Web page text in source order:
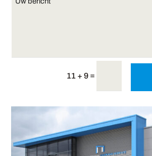
11 + 9=